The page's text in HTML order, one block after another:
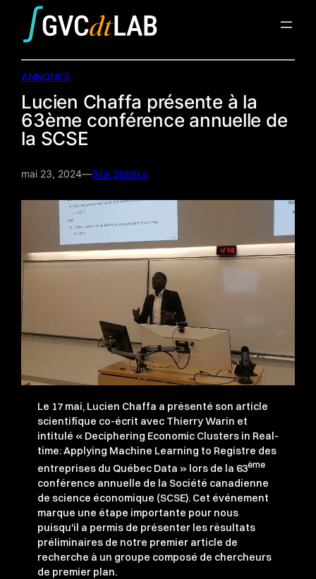
contenu
ANNONCE
Lucien Chaffa présente à la
63ème conférence annuelle de
la SCSE
mai 23, 2024—Bilal Siddika
Le 17 mai, Lucien Chaffa a présenté son article
scientifique co-écrit avec Thierry Warin et
intitulé « Deciphering Economic Clusters in Real-
time: Applying Machine Learning to Registre des
entreprises du Québec Data » lors de la 63ème
conférence annuelle de la Société canadienne
de science économique (SCSE). Cet événement
marque une étape importante pour nous
puisqu'il a permis de présenter les résultats
préliminaires de notre premier article de
recherche à un groupe composé de chercheurs
de premier plan.